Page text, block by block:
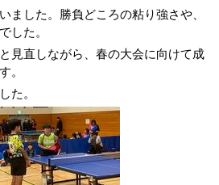
ました。勝負どころの粘り強さや、
した。
見直しながら、春の大会に向けて成
。
た。